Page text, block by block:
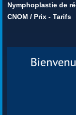
Nymphoplastie de
CNOM / Prix - Tarifs